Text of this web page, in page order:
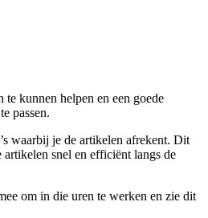
kunnen helpen en een goede
passen.
waarbij je de artikelen afrekent. Dit
snel en efficiënt langs de
om in die uren te werken en zie dit